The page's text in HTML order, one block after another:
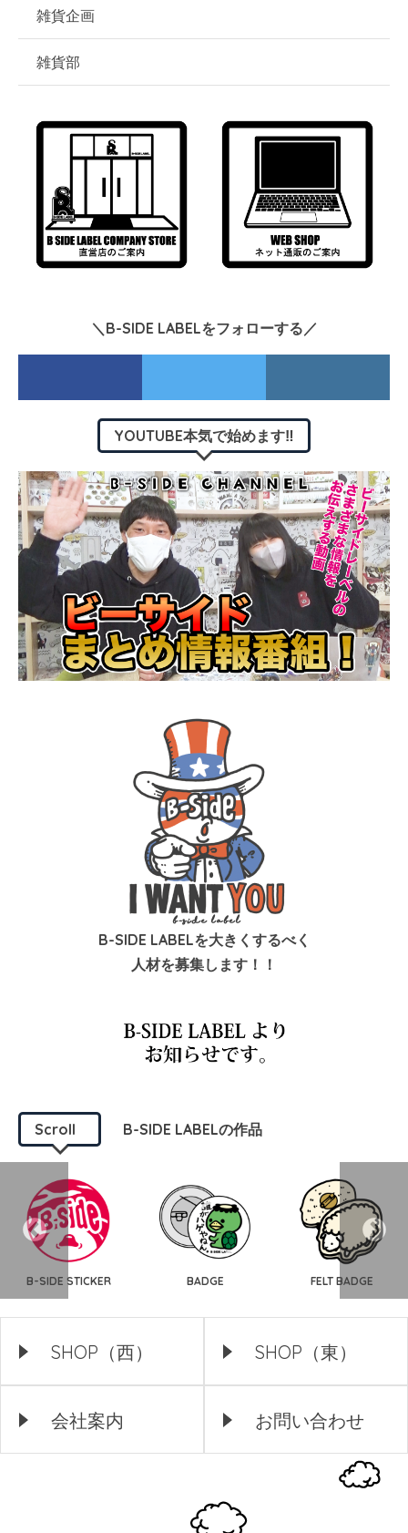
雑貨企画
雑貨部
＼B-SIDE LABELをフォローする／
YOUTUBE本気で始めます‼︎
B-SIDE LABELを大きくするべく
人材を募集します！！
Scroll B-SIDE LABELの作品
B-SIDE STICKER BADGE FELT BADGE
SHOP（西） SHOP（東）
会社案内 お問い合わせ